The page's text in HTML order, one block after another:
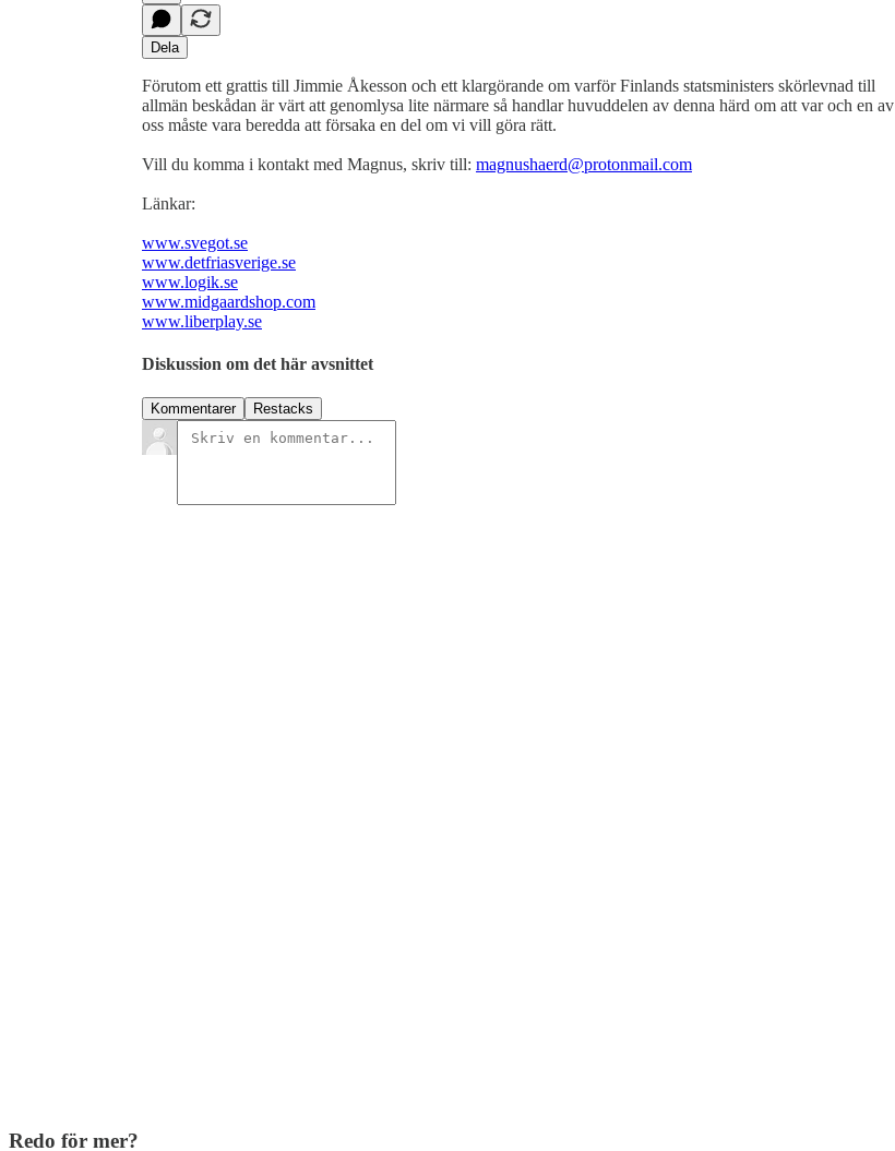
Dela
Förutom ett grattis till Jimmie Åkesson och ett klargörande om varför Finlands statsministers skörlevnad till
allmän beskådan är värt att genomlysa lite närmare så handlar huvuddelen av denna härd om att var och en av
oss måste vara beredda att försaka en del om vi vill göra rätt.
Vill du komma i kontakt med Magnus, skriv till: magnushaerd@protonmail.com
Länkar:
www.svegot.se
www.detfriasverige.se
www.logik.se
www.midgaardshop.com
www.liberplay.se
Diskussion om det här avsnittet
Kommentarer Restacks
Redo för mer?